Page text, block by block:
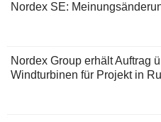
Nordex SE:
Nordex Group erhält Auftrag
Windturbinen für Projekt in